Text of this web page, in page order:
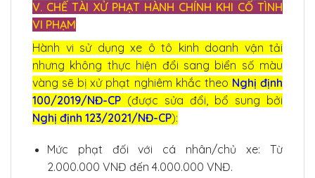
V. CHẾ TÀI XỬ PHẠT HÀNH CHÍNH KHI CỐ TÌNH
VI PHẠM
Hành vi sử dụng xe ô tô kinh doanh vận tải
nhưng không thực hiện đổi sang biển số màu
vàng sẽ bị xử phạt nghiêm khắc theo Nghị định
100/2019/NĐ-CP (được sửa đổi, bổ sung bởi
Nghị định 123/2021/NĐ-CP):
Mức phạt đối với cá nhân/chủ xe: Từ
2.000.000 VNĐ đến 4.000.000 VNĐ.